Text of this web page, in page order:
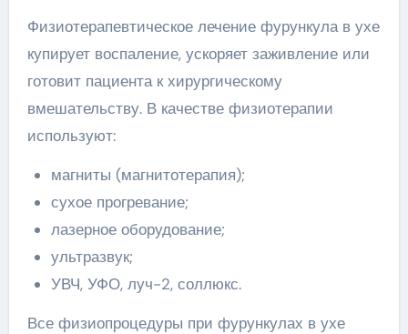
Физиотерапевтическое лечение фурункула в ухе
купирует воспаление, ускоряет заживление или
готовит пациента к хирургическому
вмешательству. В качестве физиотерапии
используют:
магниты (магнитотерапия);
сухое прогревание;
лазерное оборудование;
ультразвук;
УВЧ, УФО, луч-2, соллюкс.
Все физиопроцедуры при фурункулах в ухе